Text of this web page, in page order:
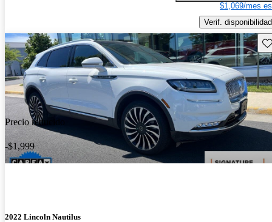
$1,069/mes
Verif. disponibilidad
Precio reducido
-$1,999
2022 Lincoln Nautilus